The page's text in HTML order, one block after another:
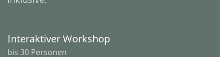
Interaktiver Workshop
bis 30 Personen